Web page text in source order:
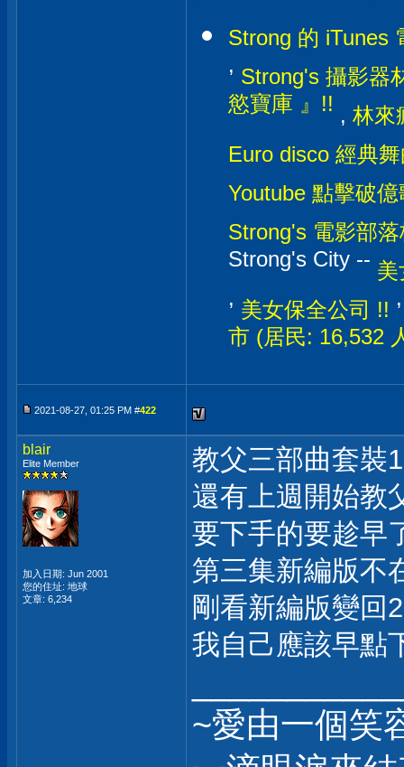
Strong 的 iTunes
, Strong's 攝影器
慾寶庫 』!! , 林來
Euro disco 經典
Youtube 點擊破
Strong's 電影部
Strong's City -- 美
, 美女保全公司 !!
市 (居民: 16,532
2021-08-27, 01:25 PM #422
blair
Elite Member
加入日期: Jun 2001
您的住址: 地球
文章: 6,234
教父三部曲套裝
還有上週開始教
要下手的要趁早
第三集新編版不
剛看新編版變回
我自己應該早點
~愛由一個笑